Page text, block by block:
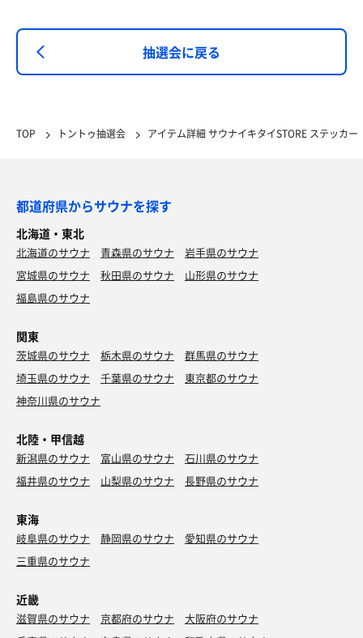
抽選会に戻る
TOP トントゥ抽選会 アイテム詳細 サウナイキタイSTORE ステッカー
都道府県からサウナを探す
北海道・東北
北海道のサウナ 青森県のサウナ
岩手県のサウナ
宮城県のサウナ
秋田県のサウナ
山形県のサウナ
福島県のサウナ
関東
茨城県のサウナ 栃木県のサウナ
群馬県のサウナ
埼玉県のサウナ
千葉県のサウナ
東京都のサウナ
神奈川県のサウナ
北陸・甲信越
新潟県のサウナ 富山県のサウナ
石川県のサウナ
福井県のサウナ
山梨県のサウナ 長野県のサウナ
東海
岐阜県のサウナ 静岡県のサウナ
愛知県のサウナ
三重県のサウナ
近畿
滋賀県のサウナ 京都府のサウナ
大阪府のサウナ